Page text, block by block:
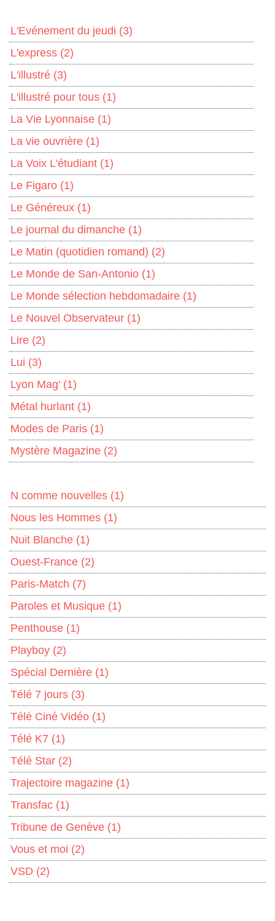
L'Evénement du jeudi (3)
L'express (2)
L'illustré (3)
L'illustré pour tous (1)
La Vie Lyonnaise (1)
La vie ouvrière (1)
La Voix L'étudiant (1)
Le Figaro (1)
Le Généreux (1)
Le journal du dimanche (1)
Le Matin (quotidien romand) (2)
Le Monde de San-Antonio (1)
Le Monde sélection hebdomadaire (1)
Le Nouvel Observateur (1)
Lire (2)
Lui (3)
Lyon Mag' (1)
Métal hurlant (1)
Modes de Paris (1)
Mystère Magazine (2)
N comme nouvelles (1)
Nous les Hommes (1)
Nuit Blanche (1)
Ouest-France (2)
Paris-Match (7)
Paroles et Musique (1)
Penthouse (1)
Playboy (2)
Spécial Dernière (1)
Télé 7 jours (3)
Télé Ciné Vidéo (1)
Télé K7 (1)
Télé Star (2)
Trajectoire magazine (1)
Transfac (1)
Tribune de Genève (1)
Vous et moi (2)
VSD (2)